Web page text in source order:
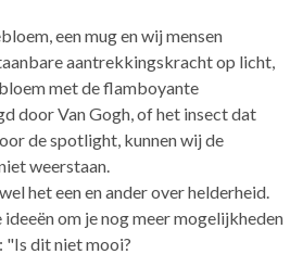
een mug en wij mensen
aantrekkingskracht op licht,
met de flamboyante
door Van Gogh, of het insect dat
de spotlight, kunnen wij de
weerstaan.
het een en ander over helderheid.
om je nog meer mogelijkheden
"Is dit niet mooi?